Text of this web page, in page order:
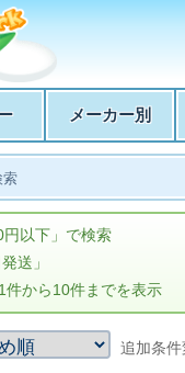
メーカー別
索
以下」で検索
送」
件から10件までを表示
追加条